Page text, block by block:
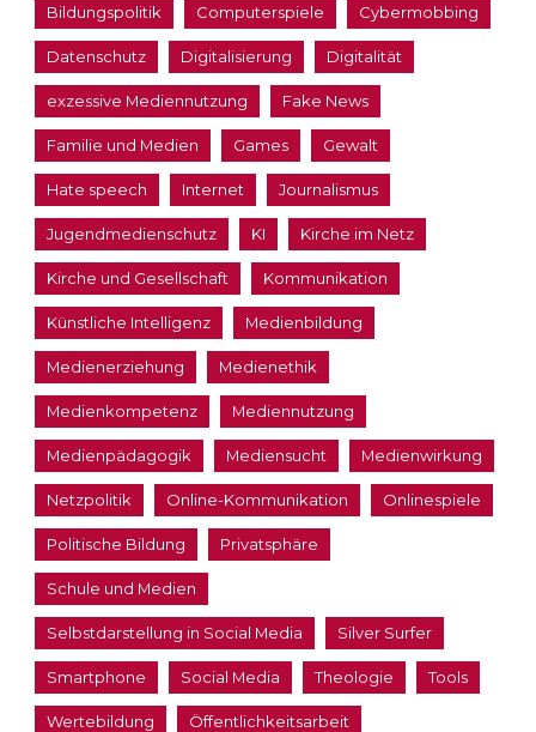
Bildungspolitik Computerspiele Cybermobbing
Datenschutz Digitalisierung Digitalität
exzessive Mediennutzung Fake News
Familie und Medien Games Gewalt
Hate speech Internet Journalismus
Jugendmedienschutz KI Kirche im Netz
Kirche und Gesellschaft Kommunikation
Künstliche Intelligenz Medienbildung
Medienerziehung Medienethik
Medienkompetenz Mediennutzung
Medienpädagogik Mediensucht Medienwirkung
Netzpolitik Online-Kommunikation Onlinespiele
Politische Bildung Privatsphäre
Schule und Medien
Selbstdarstellung in Social Media Silver Surfer
Smartphone Social Media Theologie Tools
Wertebildung Öffentlichkeitsarbeit